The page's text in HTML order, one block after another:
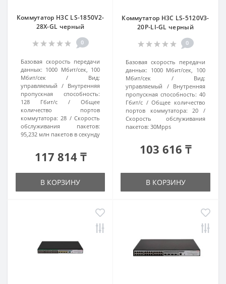
Коммутатор H3C LS-1850V2-
28X-GL черный
0
Базовая скорость передачи
данных: 1000 Мбит/сек, 100
Мбит/сек
Вид:
управляемый
Внутренняя
пропускная способность:
128 Гбит/с
Общее
количество портов
коммутатора: 28
Скорость
обслуживания пакетов:
95,232 млн пакетов в секунду
117 814 ₸
В КОРЗИНУ
Коммутатор H3C LS-5120V3-
20P-LI-GL черный
0
Базовая скорость передачи
данных: 1000 Мбит/сек, 100
Мбит/сек
Вид:
управляемый
Внутренняя
пропускная способность: 40
Гбит/с
Общее количество
портов коммутатора:
20
Скорость обслуживания
пакетов: 30Mpps
103 616 ₸
В КОРЗИНУ